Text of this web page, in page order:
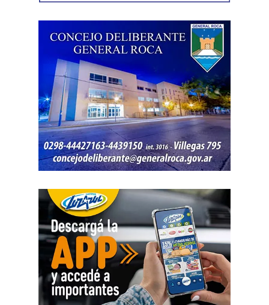
vida, como las tarifas de transporte, telefonía celular,
internet, luz y gas. Todo eso produjo una caída del salario
que tiene un impacto directo e indirecto sobre las
«Estamos viviendo una brutal disputa por el tiempo.
Mientras la reforma laboral ataca una de las conquistas
fundacionales como la jornada de 8 horas, instalando un
banco de horas flexible, que borra los límites entre lo
personal y lo laboral, debemos recurrir a varios empleos
para poder sostener la vida», dijo Chevalier y subrayó
asimétrica sobre las mujeres, provoca una crisis sobre los
cuidados y desorganiza los hogares».
Al abordar la persecución política a sindicalistas y
sindicatos, Biró sostuvo que «el Estado me ha iniciado
una persecución mediática, gremial, jurídica y personal
por ser el secretario general de la Asociación de Pilotos.
Se trata de una campaña abierta y pública de difamación